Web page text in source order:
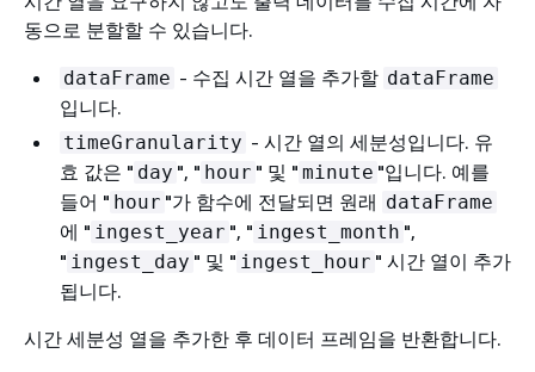
동으로 분할할 수 있습니다.
dataFrame - 수집 시간 열을 추가할 dataFrame
입니다.
timeGranularity - 시간 열의 세분성입니다. 유
효 값은 " day ", " hour " 및 " minute "입니다. 예를
들어 " hour "가 함수에 전달되면 원래 dataFrame
에 " ingest_year ", " ingest_month ",
" ingest_day " 및 " ingest_hour " 시간 열이 추가
됩니다.
시간 세분성 열을 추가한 후 데이터 프레임을 반환합니다.